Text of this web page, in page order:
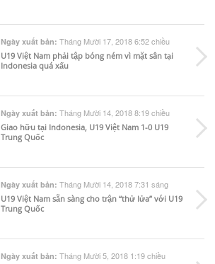
Ngày xuất bản: Tháng Mười 17, 2018 6:52 chiều
U19 Việt Nam phải tập bóng ném vì mặt sân tại
Indonesia quá xấu
Ngày xuất bản: Tháng Mười 14, 2018 8:19 chiều
Giao hữu tại Indonesia, U19 Việt Nam 1-0 U19
Trung Quốc
Ngày xuất bản: Tháng Mười 14, 2018 7:31 sáng
U19 Việt Nam sẵn sàng cho trận “thử lửa” với U19
Trung Quốc
Ngày xuất bản: Tháng Mười 5, 2018 1:19 chiều